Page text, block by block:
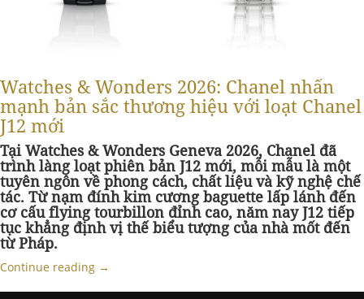
Watches & Wonders 2026: Chanel nhấn
mạnh bản sắc thương hiệu với loạt Chanel
J12 mới
Tại Watches & Wonders Geneva 2026, Chanel đã
trình làng loạt phiên bản J12 mới, mỗi mẫu là một
tuyên ngôn về phong cách, chất liệu và kỹ nghệ chế
tác. Từ nạm đính kim cương baguette lấp lánh đến
cơ cấu flying tourbillon đỉnh cao, năm nay J12 tiếp
tục khẳng định vị thế biểu tượng của nhà mốt đến
từ Pháp.
Continue reading →